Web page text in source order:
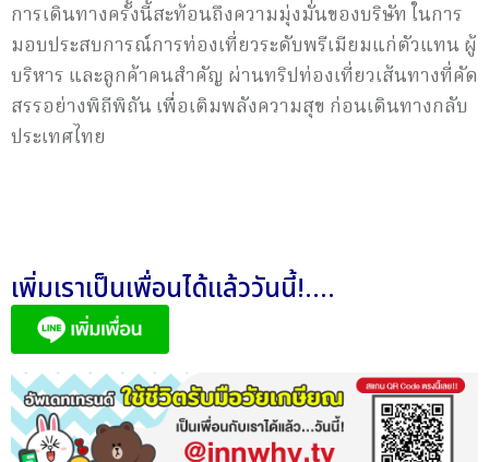
การเดินทางครั้งนี้สะท้อนถึงความมุ่งมั่นของบริษัท ในการ
มอบประสบการณ์การท่องเที่ยวระดับพรีเมียมแก่ตัวแทน ผู้
บริหาร และลูกค้าคนสำคัญ ผ่านทริปท่องเที่ยวเส้นทางที่คัด
สรรอย่างพิถีพิถัน เพื่อเติมพลังความสุข ก่อนเดินทางกลับ
ประเทศไทย
เพิ่มเราเป็นเพื่อนได้แล้ววันนี้!....